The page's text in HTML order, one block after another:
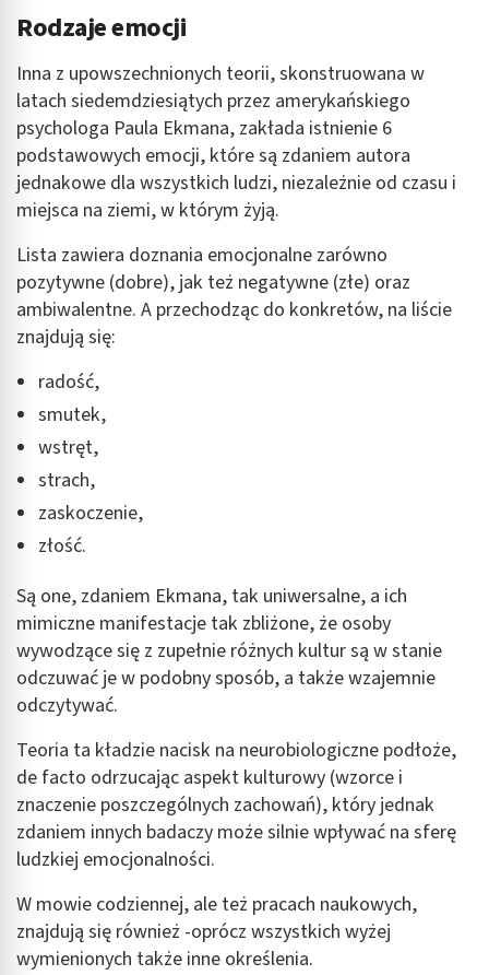
Rodzaje emocji
Inna z upowszechnionych teorii, skonstruowana w
latach siedemdziesiątych przez amerykańskiego
psychologa Paula Ekmana, zakłada istnienie 6
podstawowych emocji, które są zdaniem autora
jednakowe dla wszystkich ludzi, niezależnie od czasu i
miejsca na ziemi, w którym żyją.
Lista zawiera doznania emocjonalne zarówno
pozytywne (dobre), jak też negatywne (złe) oraz
ambiwalentne. A przechodząc do konkretów, na liście
znajdują się:
radość,
smutek,
wstręt,
strach,
zaskoczenie,
złość.
Są one, zdaniem Ekmana, tak uniwersalne, a ich
mimiczne manifestacje tak zbliżone, że osoby
wywodzące się z zupełnie różnych kultur są w stanie
odczuwać je w podobny sposób, a także wzajemnie
odczytywać.
Teoria ta kładzie nacisk na neurobiologiczne podłoże,
de facto odrzucając aspekt kulturowy (wzorce i
znaczenie poszczególnych zachowań), który jednak
zdaniem innych badaczy może silnie wpływać na sferę
ludzkiej emocjonalności.
W mowie codziennej, ale też pracach naukowych,
znajdują się również -oprócz wszystkich wyżej
wymienionych także inne określenia.
aktywnie żądanych informacji
Niezbędne
Wydajność (Performance)
Reklama / śledzenie